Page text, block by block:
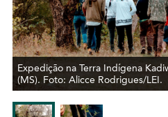
Expedição na Terra Indígena
(MS). Foto: Alicce Rodrigues/LEI.